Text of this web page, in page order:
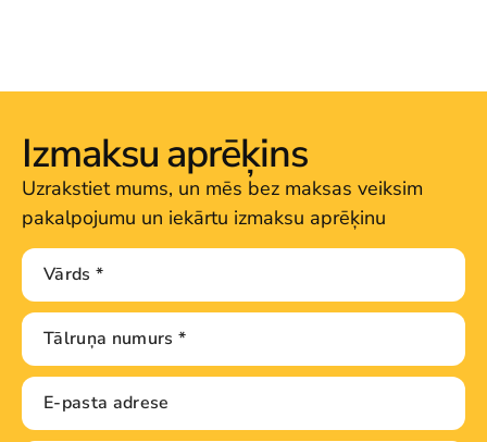
Izmaksu aprēķins
Uzrakstiet mums, un mēs bez maksas veiksim
pakalpojumu un iekārtu izmaksu aprēķinu